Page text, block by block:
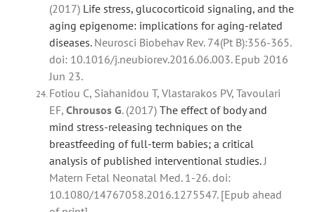
(2017) Life stress, glucocorticoid signaling, and the
aging epigenome: implications for aging-related
diseases.Neurosci Biobehav Rev. 74(Pt B):356-365.
doi: 10.1016/j.neubiorev.2016.06.003. Epub 2016
Jun 23.
Fotiou C, Siahanidou T, Vlastarakos PV, Tavoulari
EF, Chrousos G. (2017) The effect of body and
mind stress-releasing techniques on the
breastfeeding of full-term babies; a critical
analysis of published interventional studies.J
Matern Fetal Neonatal Med. 1-26. doi:
10.1080/14767058.2016.1275547. [Epub ahead